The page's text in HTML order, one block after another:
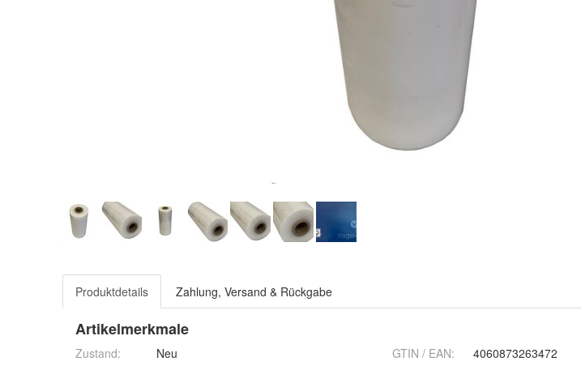
Produktdetails Zahlung, Versand & Rückgabe
Artikelmerkmale
Zustand: Neu GTIN / EAN: 4060873263472